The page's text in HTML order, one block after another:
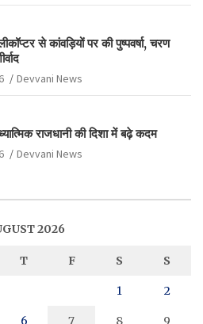
से कांवड़ियों पर की पुष्पवर्षा, चरण
Devvani News
राजधानी की दिशा में बढ़े कदम
Devvani News
2026
T F S S
1 2
6 7 8 9